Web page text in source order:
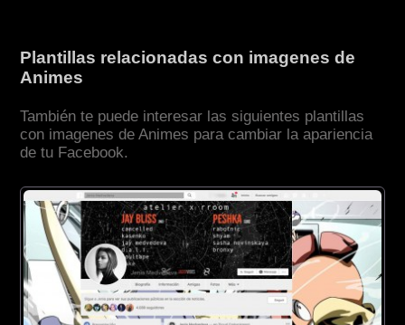
Plantillas relacionadas con imagenes de
Animes
También te puede interesar las siguientes plantillas
con imagenes de Animes para cambiar la apariencia
de tu Facebook.